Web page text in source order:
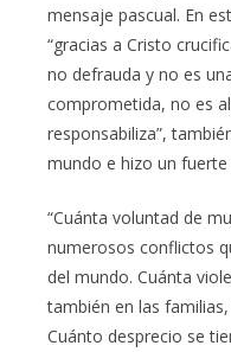
mensaje pascual. En
“gracias a Cristo
no defrauda y no es
comprometida, no es
responsabiliza”,
mundo e hizo un
“Cuánta voluntad de
numerosos conflictos
del mundo. Cuánta
también en las
Cuánto desprecio se